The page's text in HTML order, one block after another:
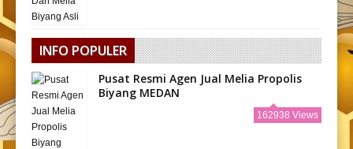
INFO POPULER
Pusat Resmi Agen Jual Melia Propolis
Biyang MEDAN
162938 Views